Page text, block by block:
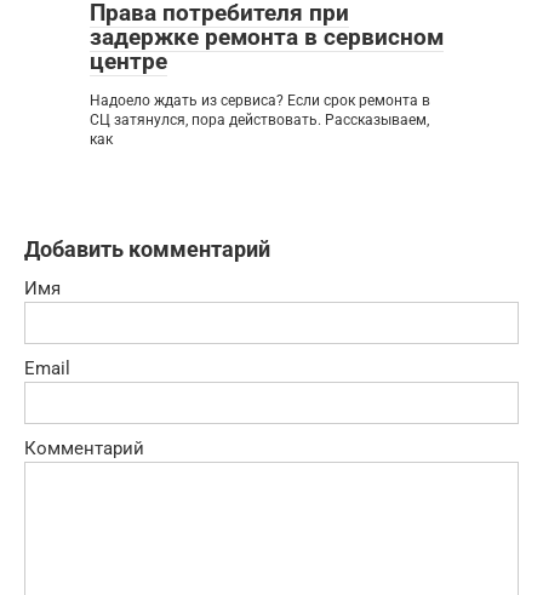
Права потребителя при
задержке ремонта в сервисном
центре
Надоело ждать из сервиса? Если срок ремонта в
СЦ затянулся, пора действовать. Рассказываем,
как
Добавить комментарий
Имя
Email
Комментарий